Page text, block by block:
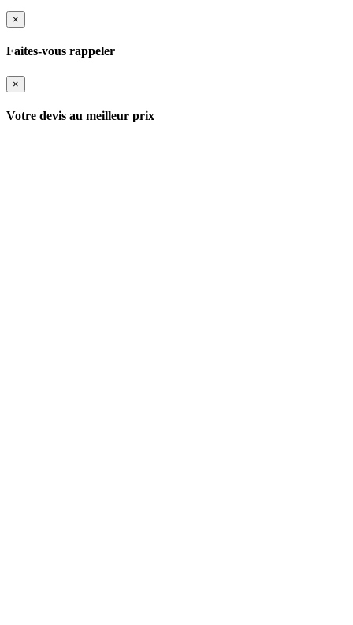
×
Faites-vous rappeler
×
Votre devis au meilleur prix